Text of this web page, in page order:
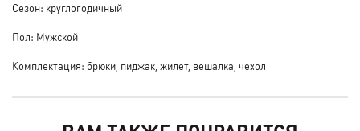
Сезон: круглогодичный
Пол: Мужской
Комплектация: брюки, пиджак, жилет, вешалка, чехол